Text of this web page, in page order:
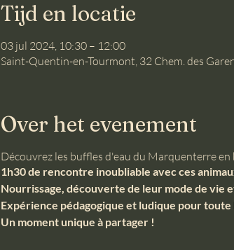
Tijd en locatie
03 jul 2024, 10:30 – 12:00
Saint-Quentin-en-Tourmont, 32 Chem. des
Over het evenement
Découvrez les buffles d'eau du Marquenterre en
1h30 de rencontre inoubliable avec ces
Nourrissage, découverte de leur mode de vie
Expérience pédagogique et ludique pour toute
Un moment unique à partager !